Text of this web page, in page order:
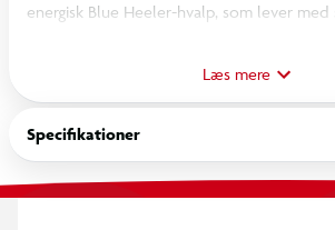
energisk Blue Heeler-hvalp, som lever med
på at gå på opdagelse, le og lege med alle
familie. Nu har børn så selv muligheden
egne figurer og skabe deres eget Bluey
indeholder ca. 900 maxi-perler, 1stk. stor
perleplade nr. 8214, snor, motivark i farver,
Læs mere
Specifikationer